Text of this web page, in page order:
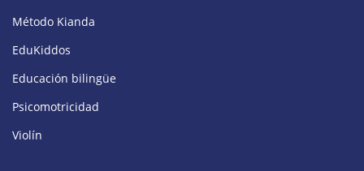
Método Kianda
EduKiddos
Educación bilingüe
Psicomotricidad
Violín